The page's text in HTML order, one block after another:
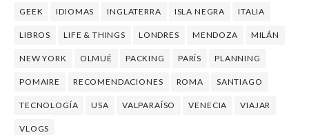
GEEK IDIOMAS INGLATERRA ISLA NEGRA ITALIA
LIBROS LIFE & THINGS LONDRES MENDOZA MILÁN
NEW YORK OLMUÉ PACKING PARÍS PLANNING
POMAIRE RECOMENDACIONES ROMA SANTIAGO
TECNOLOGÍA USA VALPARAÍSO VENECIA VIAJAR
VLOGS